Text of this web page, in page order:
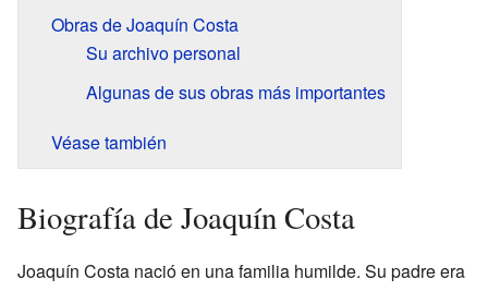
Obras de Joaquín Costa
Su archivo personal
Algunas de sus obras más importantes
Véase también
Biografía de Joaquín Costa
Joaquín Costa nació en una familia humilde. Su padre era